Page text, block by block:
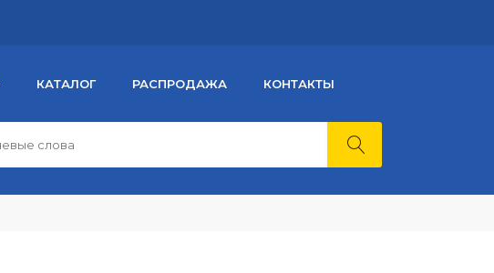
КАТАЛОГ РАСПРОДАЖА КОНТАКТЫ